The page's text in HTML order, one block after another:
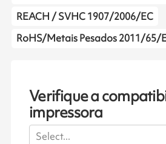
REACH / SVHC 1907/2006/EC
RoHS/Metais Pesados 2011/65/
Verifique a
impressora
Select...